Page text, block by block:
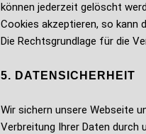
können jederzeit gelöscht
Cookies akzeptieren, so kann
Die Rechtsgrundlage für die
5. DATENSICHERHEIT
Wir sichern unsere Webseite
Verbreitung Ihrer Daten durch